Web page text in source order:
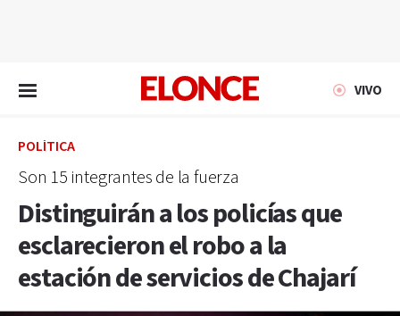
VIVO
POLÍTICA
Son 15 integrantes de la fuerza
Distinguirán a los policías que
esclarecieron el robo a la
estación de servicios de Chajarí